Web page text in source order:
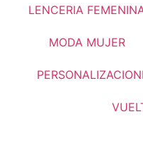
LENCERIA
MODA MUJER